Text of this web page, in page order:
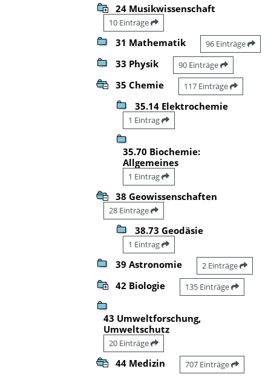
24 Musikwissenschaft
10 Einträge
31 Mathematik 96 Einträge
33 Physik 90 Einträge
35 Chemie 117 Einträge
35.14 Elektrochemie
1 Eintrag
35.70 Biochemie:
Allgemeines
1 Eintrag
38 Geowissenschaften
28 Einträge
38.73 Geodäsie
1 Eintrag
39 Astronomie 2 Einträge
42 Biologie 135 Einträge
43 Umweltforschung,
Umweltschutz
20 Einträge
44 Medizin 707 Einträge